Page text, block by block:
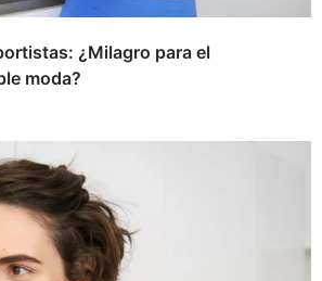
¿Milagro para el
moda?